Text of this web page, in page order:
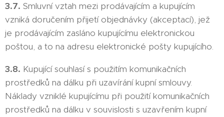
3.7. Smluvní vztah mezi prodávajícím a kupujícím
vzniká doručením přijetí objednávky (akceptací), jež
je prodávajícím zasláno kupujícímu elektronickou
poštou, a to na adresu elektronické pošty kupujícího.
3.8. Kupující souhlasí s použitím komunikačních
prostředků na dálku při uzavírání kupní smlouvy.
Náklady vzniklé kupujícímu při použití komunikačních
prostředků na dálku v souvislosti s uzavřením kupní